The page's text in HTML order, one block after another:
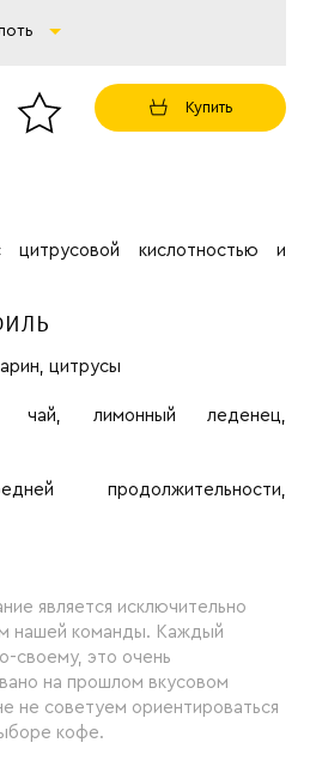
кислотностью и
цитрусы
чай, лимонный леденец,
продолжительности,
является исключительно
нашей команды. Каждый
своему, это очень
на прошлом вкусовом
не советуем ориентироваться
кофе.
Купить